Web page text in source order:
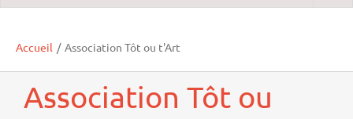
Accueil / Association Tôt ou t'Art
Association Tôt ou